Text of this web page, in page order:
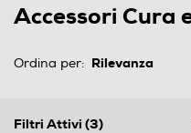
Accessori Cura
Ordina per:
Filtri Attivi (3)